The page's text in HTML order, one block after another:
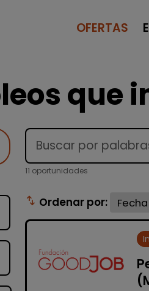
OFERTAS
que
11 oportunidades
swap_vert Ordenar por: